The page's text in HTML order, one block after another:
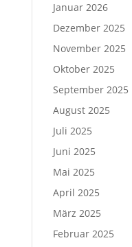
Januar 2026
Dezember 2025
November 2025
Oktober 2025
September 2025
August 2025
Juli 2025
Juni 2025
Mai 2025
April 2025
März 2025
Februar 2025